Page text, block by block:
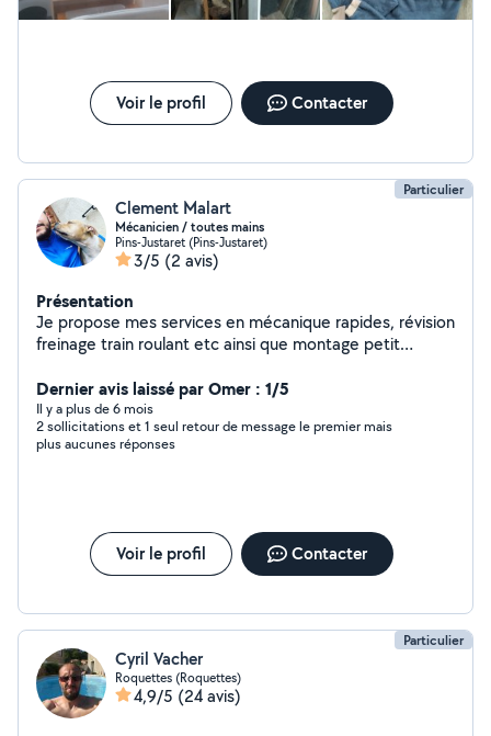
Voir le profil Contacter
Particulier
Clement Malart
Mécanicien / toutes mains
Pins-Justaret (Pins-Justaret)
3/5 (2 avis)
Présentation
Je propose mes services en mécanique rapides, révision
freinage train roulant etc ainsi que montage petit
Dernier avis laissé par Omer : 1/5
Il y a plus de 6 mois
2 sollicitations et 1 seul retour de message le premier mais
plus aucunes réponses
Voir le profil Contacter
Particulier
Cyril Vacher
Roquettes (Roquettes)
4,9/5 (24 avis)